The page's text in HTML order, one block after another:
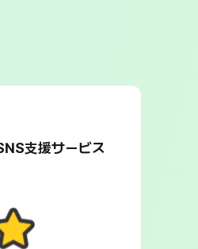
支援サービス